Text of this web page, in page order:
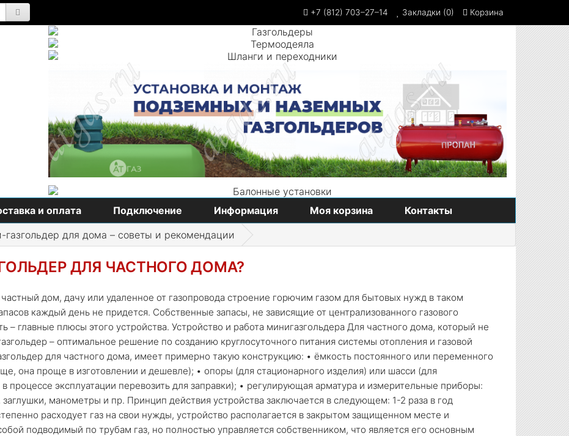
+7 (812) 703–27–14 Закладки (0) Корзина
и оплата Подключение Информация Моя корзина
Контакты
газгольдер для дома – советы и рекомендации
ДЛЯ ЧАСТНОГО ДОМА?
дом, дачу или удаленное от газопровода строение горючим газом для бытовых нужд в таком
каждый день не придется. Собственные запасы, не зависящие от централизованного газового
– главные плюсы этого устройства. Устройство и работа минигазгольдера Для частного дома, который не
– оптимальное решение по созданию круглосуточного питания системы отопления и газовой
для частного дома, имеет примерно такую конструкцию: • ёмкость постоянного или переменного
она проще в изготовлении и дешевле); • опоры (для стационарного изделия) или шасси (для
процессе эксплуатации перевозить для заправки); • регулирующая арматура и измерительные приборы:
манометры и пр. Принцип действия устройства заключается в следующем: 1-2 раза в год
расходует газ на свои нужды, устройство располагается в закрытом защищенном месте и
подводимый по трубам газ, но полностью управляется собственником, что является его основным